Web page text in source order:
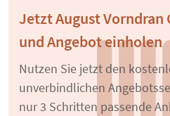
Jetzt August
und Angebot einholen
Nutzen Sie jetzt den
unverbindlichen
nur 3 Schritten passende